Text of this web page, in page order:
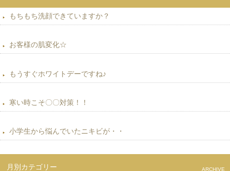
もちもち洗顔できていますか？
お客様の肌変化☆
もうすぐホワイトデーですね♪
寒い時こそ〇〇対策！！
小学生から悩んでいたニキビが・・
月別カテゴリー ARCHIVE